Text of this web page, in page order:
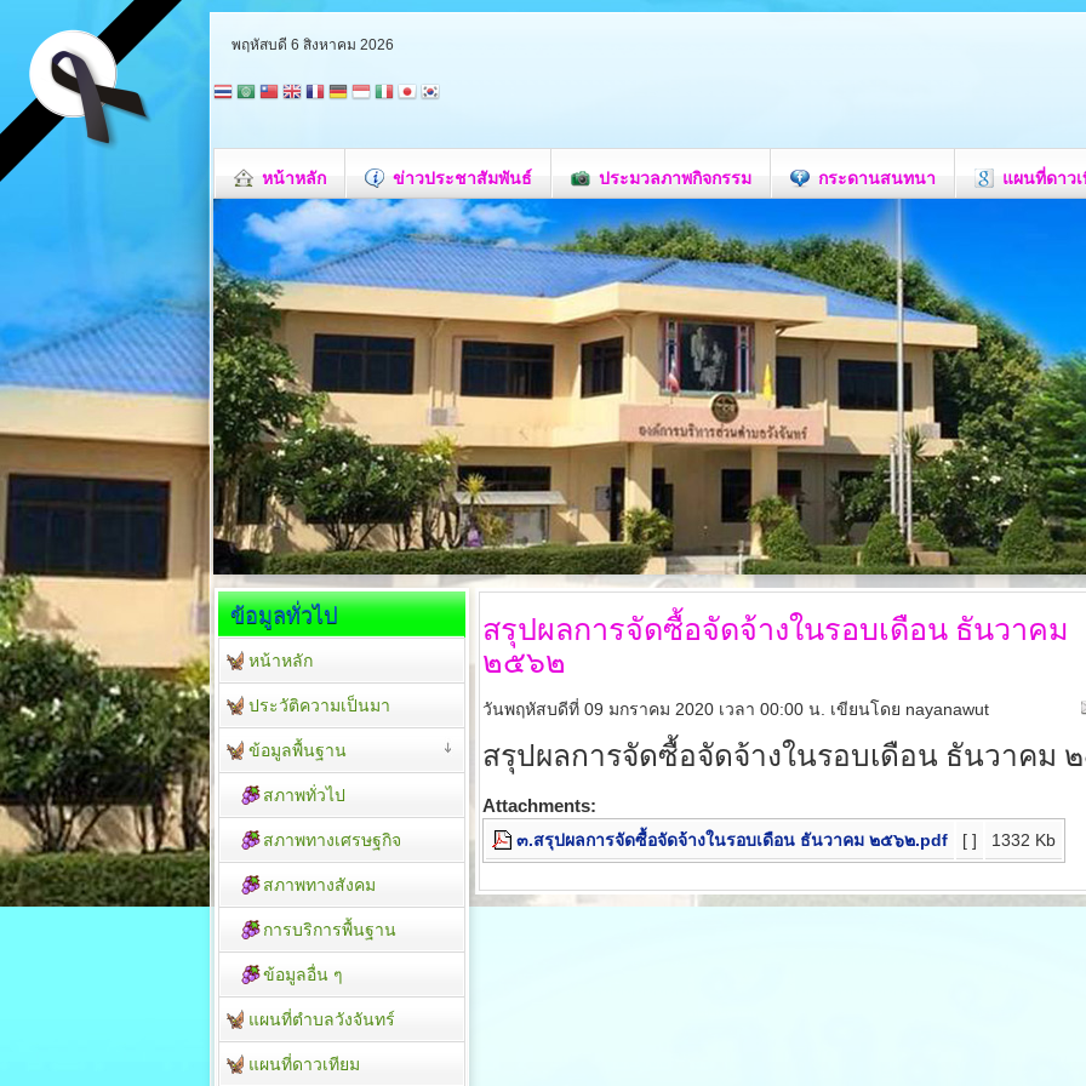
พฤหัสบดี 6 สิงหาคม 2026
หน้าหลัก ข่าวประชาสัมพันธ์ ประมวลภาพกิจกรรม กระดานสนทนา แผนที่ดาว
สรุปผลการจัดซื้อจัดจ้างในรอบเดือน ธันวาคม
๒๕๖๒
วันพฤหัสบดีที่ 09 มกราคม 2020 เวลา 00:00 น. เขียนโดย nayanawut
สรุปผลการจัดซื้อจัดจ้างในรอบเดือน ธันวาคม
Attachments:
๓.สรุปผลการจัดซื้อจัดจ้างในรอบเดือน ธันวาคม ๒๕๖๒.pdf [ ] 1332 Kb
ข้อมูลทั่วไป
หน้าหลัก
ประวัติความเป็นมา
ข้อมูลพื้นฐาน
สภาพทั่วไป
สภาพทางเศรษฐกิจ
สภาพทางสังคม
การบริการพื้นฐาน
ข้อมูลอื่น ๆ
แผนที่ตำบลวังจันทร์
แผนที่ดาวเทียม